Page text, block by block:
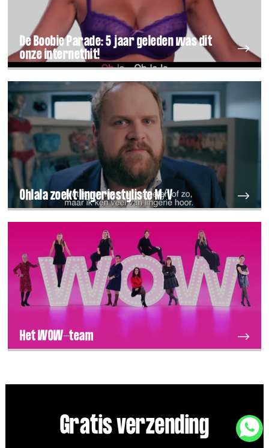
De Boobie Parade: 5 jaar geleden was dit
onze internethit!
Ohlala zoekt lingeriestyliste M/V
Het WOW-team
Gratis verzending